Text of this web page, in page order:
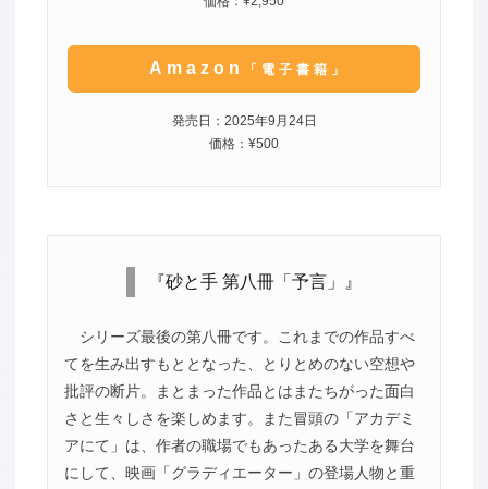
Amazon 「電子書籍」
発売日：2025年9月24日
価格：¥500
『砂と手 第八冊「予言」』
シリーズ最後の第八冊です。これまでの作品すべ
てを生み出すもととなった、とりとめのない空想や
批評の断片。まとまった作品とはまたちがった面白
さと生々しさを楽しめます。また冒頭の「アカデミ
アにて」は、作者の職場でもあったある大学を舞台
にして、映画「グラディエーター」の登場人物と重